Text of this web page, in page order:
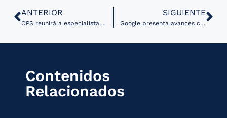
ANTERIOR
OPS reunirá a especialistas en tecnologías sanitarias en el XVI Encuentro RedETSA
SIGUIENTE
Google presenta avances con IA en diagnóstico y tratamiento del cáncer
Contenidos
Relacionados